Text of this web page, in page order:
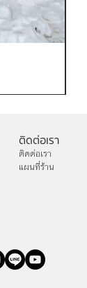
ติดต่อเรา
ติดต่อเรา
แผนที่ร้าน